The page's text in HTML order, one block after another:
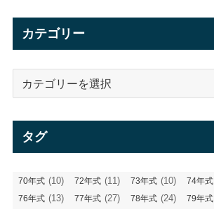
カテゴリー
タグ
70年式 (10) 72年式 (11) 73年式 (10) 74年式
76年式 (13) 77年式 (27) 78年式 (24) 79年式